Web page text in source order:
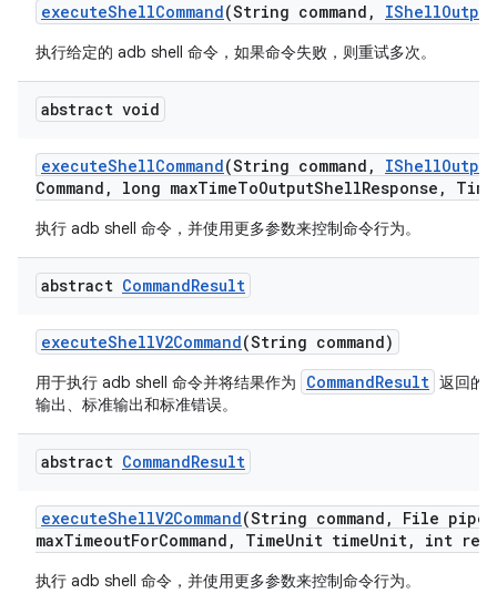
executeShellCommand(String command , IShellOutput
执行给定的 adb shell 命令，如果命令失败，则重试多次。
abstract void
executeShellCommand(String command , IShellOutput
Command , long maxTimeToOutputShellResponse , Time
执行 adb shell 命令，并使用更多参数来控制命令行为。
abstract CommandResult
executeShellV2Command(String command)
用于执行 adb shell 命令并将结果作为 CommandResult 返回的
输出、标准输出和标准错误。
abstract CommandResult
executeShellV2Command(String command , File pipe
maxTimeoutForCommand , TimeUnit timeUnit, int
执行 adb shell 命令，并使用更多参数来控制命令行为。